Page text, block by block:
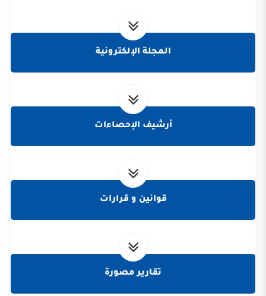
المجلة الإلكترونية
أرشيف الإحصاءات
قوانين و قرارات
تقارير مصورة